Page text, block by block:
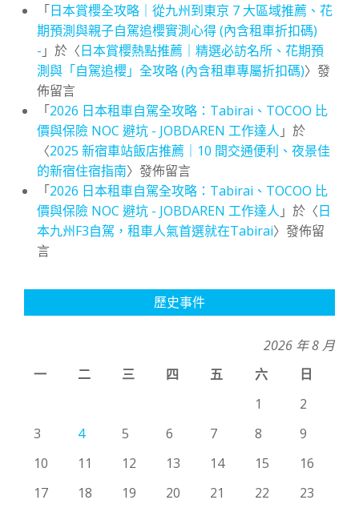
「日本賞櫻全攻略｜從九州到東京 7 大區域推薦、花
期預測與親子自駕追櫻實測心得 (內含租車折扣碼)
- 」於〈日本賞櫻熱點推薦｜精選必訪名所、花期預
測與「自駕追櫻」全攻略 (內含租車專屬折扣碼)〉發
佈留言
「2026 日本租車自駕全攻略：Tabirai、TOCOO 比
價與保險 NOC 避坑 - JOBDAREN 工作達人 」於
〈2025 新宿車站飯店推薦｜10 間交通便利、夜景佳
的新宿住宿指南〉發佈留言
「2026 日本租車自駕全攻略：Tabirai、TOCOO 比
價與保險 NOC 避坑 - JOBDAREN 工作達人 」於〈日
本九州F3自駕，租車人氣首選就在Tabirai〉發佈留
言
歷史事件
2026 年 8 月
一
二 三 四 五 六
日
1
2
3
4 5 6 7 8
9
10
11 12 13 14 15
16
17
18 19 20 21 22
23